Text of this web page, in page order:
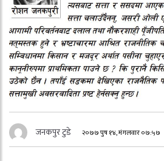
जनकपुर टुडे २०७७ पुष १४, मंगलवार ०७:५७